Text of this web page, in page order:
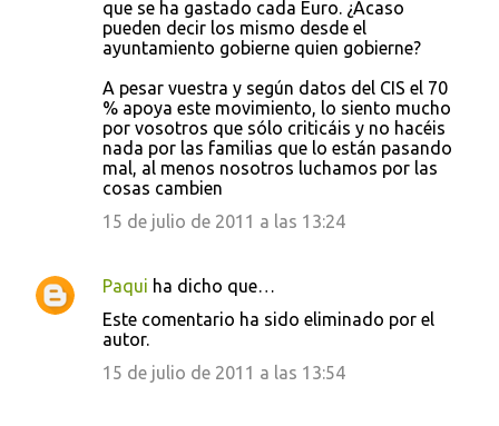
que se ha gastado cada Euro. ¿Acaso
pueden decir los mismo desde el
ayuntamiento gobierne quien gobierne?
A pesar vuestra y según datos del CIS el 70
% apoya este movimiento, lo siento mucho
por vosotros que sólo criticáis y no hacéis
nada por las familias que lo están pasando
mal, al menos nosotros luchamos por las
cosas cambien
15 de julio de 2011 a las 13:24
Paqui ha dicho que…
Este comentario ha sido eliminado por el
autor.
15 de julio de 2011 a las 13:54